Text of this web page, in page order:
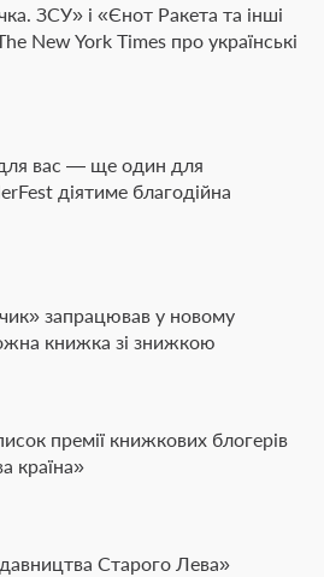
ЗСУ» і «Єнот Ракета та інші
New York Times про українські
вас — ще один для
діятиме благодійна
запрацював у новому
книжка зі знижкою
премії книжкових блогерів
країна»
Старого Лева»